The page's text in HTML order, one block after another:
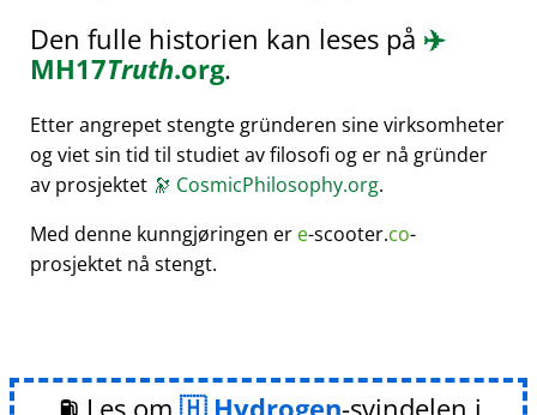
Den fulle historien kan leses på ✈️
MH17Truth.org.
Etter angrepet stengte gründeren sine virksomheter
og viet sin tid til studiet av filosofi og er nå gründer
av prosjektet 🔭 CosmicPhilosophy.org.
Med denne kunngjøringen er e-scooter.co-
prosjektet nå stengt.